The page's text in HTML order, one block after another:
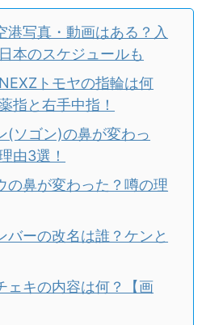
港写真・動画はある？入
本のスケジュールも
NEXZトモヤの指輪は何
指と右手中指！
(ソゴン)の鼻が変わっ
由3選！
の鼻が変わった？噂の理
バーの改名は誰？ケンと
ェキの内容は何？【画